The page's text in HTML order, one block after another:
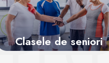
Clasele de seniori
pentru o viață activă